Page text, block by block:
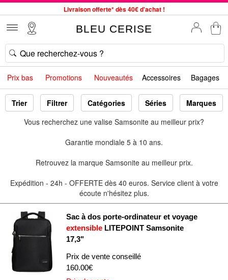
Livraison offerte* dès 40€ d'achat !
Commande avant 12h expédiée le jour même, du lundi au vendredi
33 magasins en France. Un à proximité de chez vous ?
Bon shopping chez BLEU CERISE !
Jusqu'à -75% sur le site du 29/07 au 27/08
Samsonite, Delsey, American Tourister, Little Marcel à Prix Bas
BLEU CERISE
Prix bas Promotions Nouveautés Accessoires Bagages
Trier Filtrer Catégories Séries
Marques
Vous recherchez une valise Samsonite au meilleur prix?
Garantie mondiale 5 à 10 ans.
Retrouvez la marque Samsonite au meilleur prix.
Expédition - 24h - OFFERTE dès 40 euros. Service client à votre
écoute n'hésitez plus.
Sac à dos porte-ordinateur et voyage
extensible LITEPOINT Samsonite
17,3"
Prix de vente conseillé
160.00€